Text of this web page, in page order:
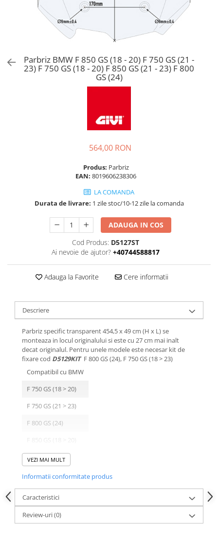
Parbriz BMW F 850 GS (18 - 20) F 750 GS (21 -
23) F 750 GS (18 - 20) F 850 GS (21 - 23) F 800
GS (24)
564,00 RON
Produs: Parbriz
EAN: 8019606238306
LA COMANDA
Durata de livrare: 1 zile stoc/10-12 zile la comanda
ADAUGA IN COS
Cod Produs: D5127ST
Ai nevoie de ajutor? +40744588817
Adauga la Favorite Cere informatii
Descriere
Parbriz specific transparent 454,5 x 49 cm (H x L) se
monteaza in locul originalului si este cu 27 cm mai inalt
decat originalul. Pentru unele modele este necesar kit de
fixare cod D5129KIT F 800 GS (24), F 750 GS (18 > 23)
Compatibil cu BMW
F 750 GS (18 > 20)
F 750 GS (21 > 23)
F 800 GS (24)
F 850 GS (18 > 20)
F 850 GS (21 > 23)
VEZI MAI MULT
Informatii conformitate produs
Caracteristici
Review-uri(0)